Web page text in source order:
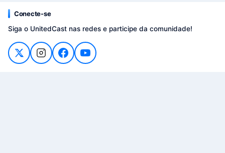
Conecte-se
Siga o UnitedCast nas redes e participe da comunidade!